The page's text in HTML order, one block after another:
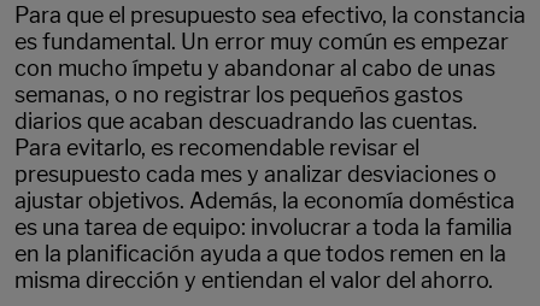
Para que el presupuesto sea efectivo, la constancia
es fundamental. Un error muy común es empezar
con mucho ímpetu y abandonar al cabo de unas
semanas, o no registrar los pequeños gastos
diarios que acaban descuadrando las cuentas.
Para evitarlo, es recomendable revisar el
presupuesto cada mes y analizar desviaciones o
ajustar objetivos. Además, la economía doméstica
es una tarea de equipo: involucrar a toda la familia
en la planificación ayuda a que todos remen en la
misma dirección y entiendan el valor del ahorro.